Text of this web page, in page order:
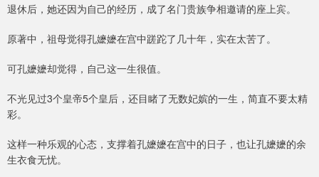
退休后，她还因为自己的经历，成了名门贵族争相邀请的座上宾。
原著中，祖母觉得孔嬷嬷在宫中蹉跎了几十年，实在太苦了。
可孔嬷嬷却觉得，自己这一生很值。
不光见过3个皇帝5个皇后，还目睹了无数妃嫔的一生，简直不要太精
彩。
这样一种乐观的心态，支撑着孔嬷嬷在宫中的日子，也让孔嬷嬷的余
生衣食无忧。